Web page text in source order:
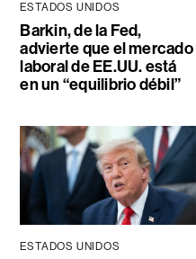
ESTADOS UNIDOS
Barkin, de la Fed,
advierte que el mercado
laboral de EE.UU. está
en un “equilibrio débil”
ESTADOS UNIDOS